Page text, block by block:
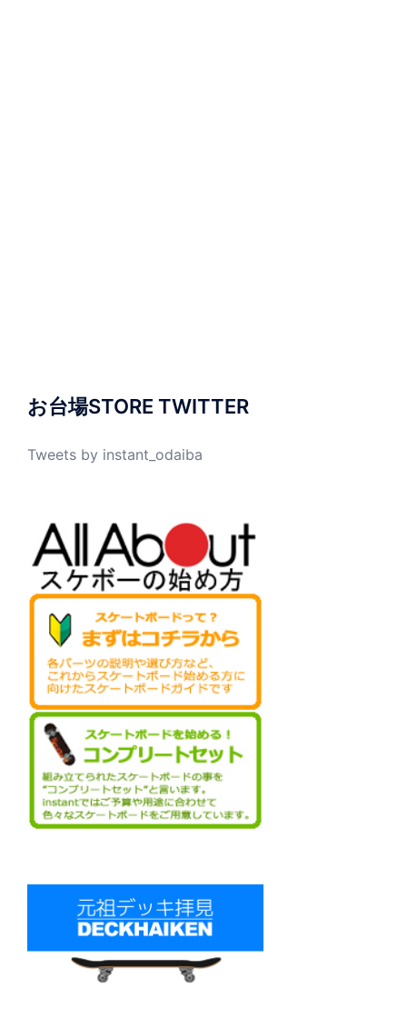
お台場STORE TWITTER
Tweets by instant_odaiba